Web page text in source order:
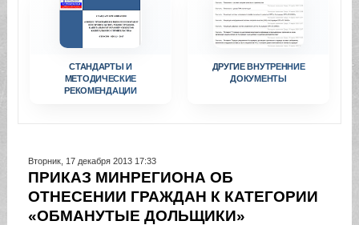
СТАНДАРТЫ И
МЕТОДИЧЕСКИЕ
РЕКОМЕНДАЦИИ
ДРУГИЕ ВНУТРЕННИЕ
ДОКУМЕНТЫ
Вторник, 17 декабря 2013 17:33
ПРИКАЗ МИНРЕГИОНА ОБ
ОТНЕСЕНИИ ГРАЖДАН К КАТЕГОРИИ
«ОБМАНУТЫЕ ДОЛЬЩИКИ»